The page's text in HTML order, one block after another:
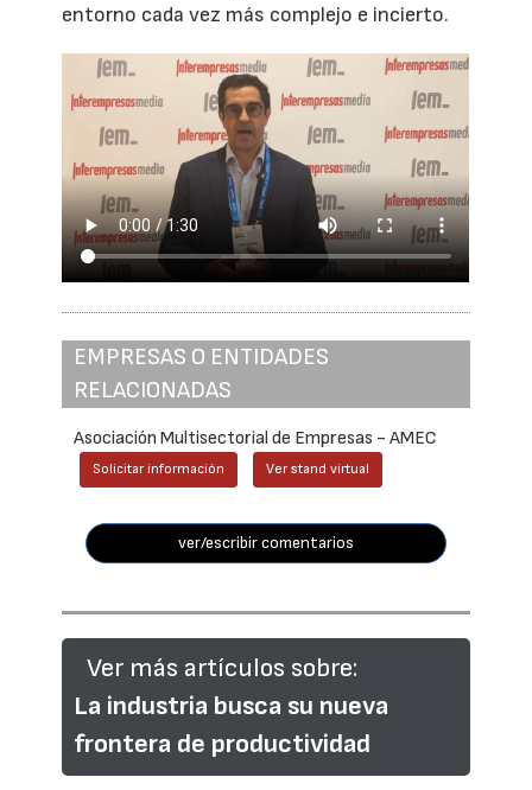
entorno cada vez más complejo e incierto.
EMPRESAS O ENTIDADES
RELACIONADAS
Asociación Multisectorial de Empresas - AMEC
Solicitar información Ver stand virtual
ver/escribir comentarios
Ver más artículos sobre:
La industria busca su nueva
frontera de productividad